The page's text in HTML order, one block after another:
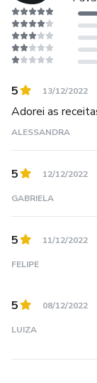
5 13/12/2022
Adorei as
ALESSANDRA
5 12/12/2022
GABRIELA
5 11/12/2022
FELIPE
5 08/12/2022
LUIZA